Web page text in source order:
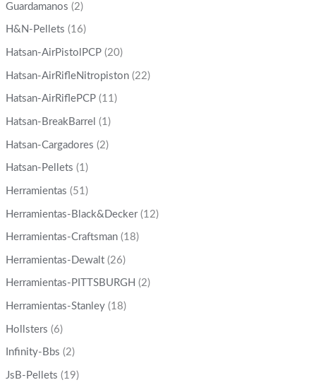
Guardamanos (2)
H&N-Pellets (16)
Hatsan-AirPistolPCP (20)
Hatsan-AirRifleNitropiston (22)
Hatsan-AirRiflePCP (11)
Hatsan-BreakBarrel (1)
Hatsan-Cargadores (2)
Hatsan-Pellets (1)
Herramientas (51)
Herramientas-Black&Decker (12)
Herramientas-Craftsman (18)
Herramientas-Dewalt (26)
Herramientas-PITTSBURGH (2)
Herramientas-Stanley (18)
Hollsters (6)
Infinity-Bbs (2)
JsB-Pellets (19)